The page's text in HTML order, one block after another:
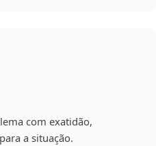
com exatidão,
a situação.